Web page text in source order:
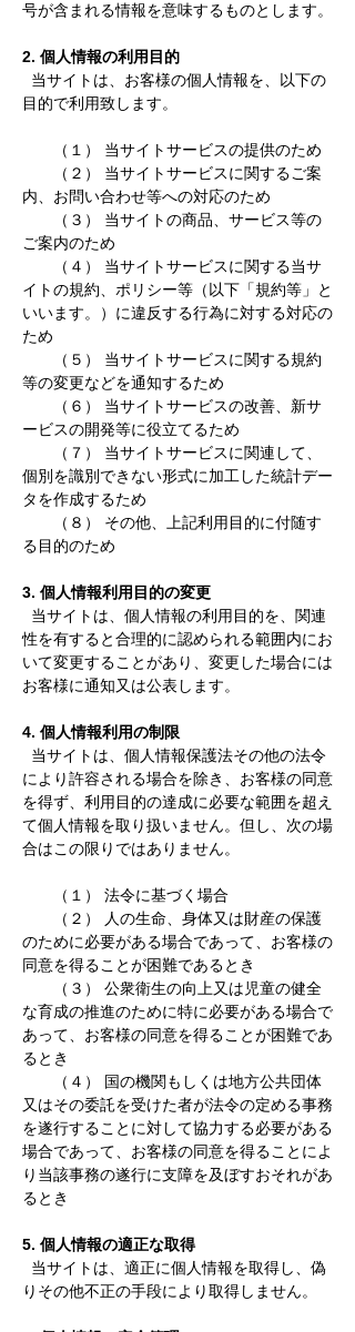
号が含まれる情報を意味するものとします。
2. 個人情報の利用目的
当サイトは、お客様の個人情報を、以下の
目的で利用致します。
（１） 当サイトサービスの提供のため
（２） 当サイトサービスに関するご案
内、お問い合わせ等への対応のため
（３） 当サイトの商品、サービス等の
ご案内のため
（４） 当サイトサービスに関する当サ
イトの規約、ポリシー等（以下「規約等」と
いいます。）に違反する行為に対する対応の
ため
（５） 当サイトサービスに関する規約
等の変更などを通知するため
（６） 当サイトサービスの改善、新サ
ービスの開発等に役立てるため
（７） 当サイトサービスに関連して、
個別を識別できない形式に加工した統計デー
タを作成するため
（８） その他、上記利用目的に付随す
る目的のため
3. 個人情報利用目的の変更
当サイトは、個人情報の利用目的を、関連
性を有すると合理的に認められる範囲内にお
いて変更することがあり、変更した場合には
お客様に通知又は公表します。
4. 個人情報利用の制限
当サイトは、個人情報保護法その他の法令
により許容される場合を除き、お客様の同意
を得ず、利用目的の達成に必要な範囲を超え
て個人情報を取り扱いません。但し、次の場
合はこの限りではありません。
（１） 法令に基づく場合
（２） 人の生命、身体又は財産の保護
のために必要がある場合であって、お客様の
同意を得ることが困難であるとき
（３） 公衆衛生の向上又は児童の健全
な育成の推進のために特に必要がある場合で
あって、お客様の同意を得ることが困難であ
るとき
（４） 国の機関もしくは地方公共団体
又はその委託を受けた者が法令の定める事務
を遂行することに対して協力する必要がある
場合であって、お客様の同意を得ることによ
り当該事務の遂行に支障を及ぼすおそれがあ
るとき
5. 個人情報の適正な取得
当サイトは、適正に個人情報を取得し、偽
りその他不正の手段により取得しません。